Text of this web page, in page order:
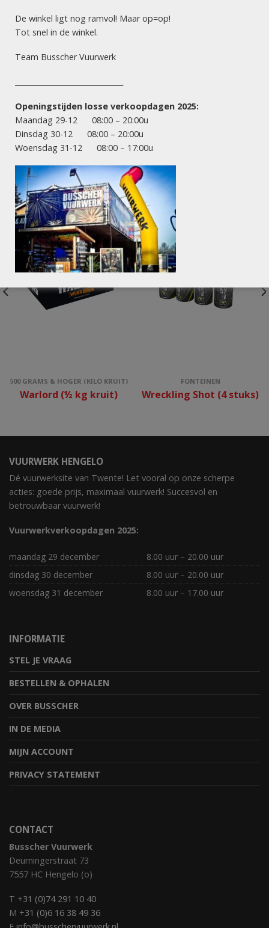
Dit is de Radiant Detonation uit de Pro Xplosion Collectie!
Start met blauwe peony’s en felgekleurde dahlia’s. Bouw op
split blue. Deze powerbox met maar liefst 2 KG kruit, knalt in
ritme, kleur en volume voor wie z’n shot groots wil eindigen.
ANDEREN KOCHTEN OOK:
500 GRAMS & HOGER (KILO KRUIT)
Warlord (½ kg kruit)
FONTEINEN
Wreckling Shot (4 stuks)
VUURWERK HENGELO
Dé vuurwerksite van Twente! Let vooral op onze scherpe
acties: goede prijs, maximaal vuurwerk! Succesvol en
betrouwbaar vuurwerk!
Vuurwerkverkoopdagen 2025:
maandag 29 december
8.00 uur – 20.00 uur
dinsdag 30 december
8.00 uur – 20.00 uur
woensdag 31 december
8.00 uur – 17.00 uur
INFORMATIE
STEL JE VRAAG
BESTELLEN & OPHALEN
OVER BUSSCHER
IN DE MEDIA
MIJN ACCOUNT
PRIVACY STATEMENT
CONTACT
Busscher Vuurwerk
Deurningerstraat 73
7557 HC Hengelo (o)
T +31 (0)74 291 10 40
M +31 (0)6 16 38 49 36
De winkel ligt nog ramvol! Maar op=op!
Tot snel in de winkel.
Team Busscher Vuurwerk
Openingstijden losse verkoopdagen 2025:
Maandag 29-12 08:00 – 20:00u
Dinsdag 30-12 08:00 – 20:00u
Woensdag 31-12 08:00 – 17:00u